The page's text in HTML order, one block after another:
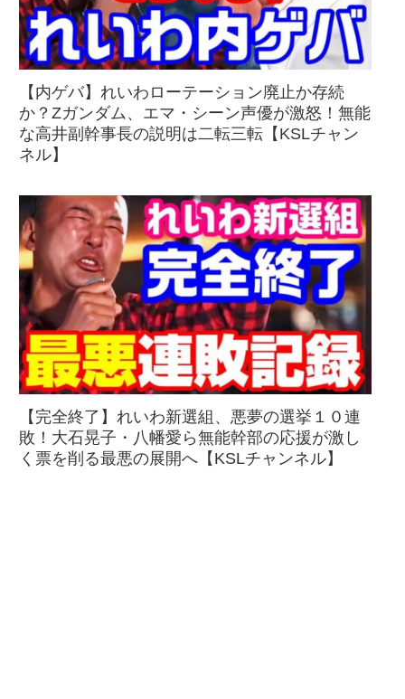
【内ゲバ】れいわローテーション廃止か存続
か？Zガンダム、エマ・シーン声優が激怒！無能
な高井副幹事長の説明は二転三転【KSLチャン
ネル】
【完全終了】れいわ新選組、悪夢の選挙１０連
敗！大石晃子・八幡愛ら無能幹部の応援が激し
く票を削る最悪の展開へ【KSLチャンネル】